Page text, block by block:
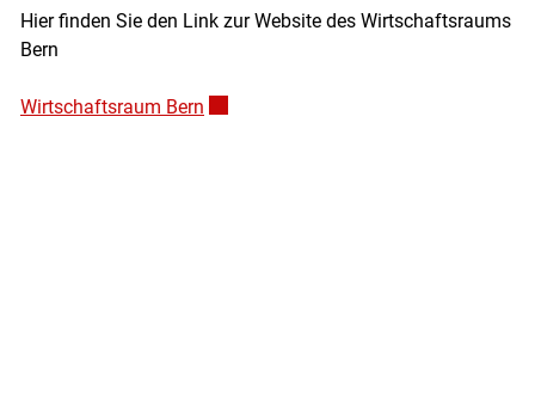
Hier finden Sie den Link zur Website des Wirtschaftsraums
Bern
Wirtschaftsraum Bern